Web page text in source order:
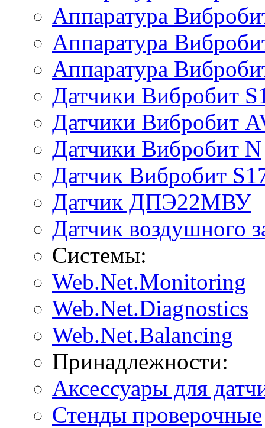
Аппаратура
Аппаратура
Аппаратура
Датчики Вибробит
Датчики Вибробит
Датчики Вибробит N
Датчик Вибробит
Датчик ДПЭ22МВУ
Датчик воздушного
Системы:
Web.Net.Monitoring
Web.Net.Diagnostics
Web.Net.Balancing
Принадлежности:
Аксессуары для
Стенды проверочные